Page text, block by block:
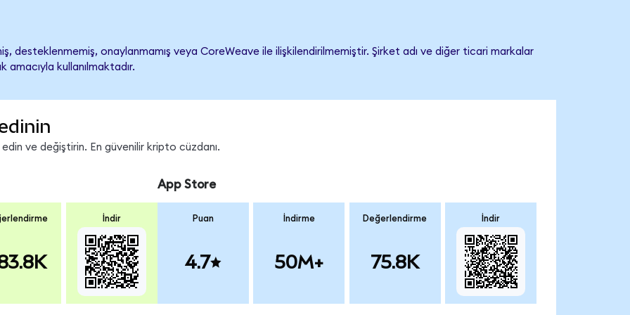
desteklenmemiş, onaylanmamış veya CoreWeave ile ilişkilendirilmemiştir. Şirket adı ve diğer ticari markalar
amacıyla kullanılmaktadır.
ve değiştirin. En güvenilir kripto cüzdanı.
İndir
App Store
Puan
4.7
İndirme
50M+
Değerlendirme
75.8K
İndir